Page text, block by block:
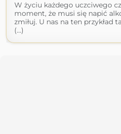
W życiu każdego uczciwego
moment, że musi się napić
zmiłuj. U nas na ten przykład
(...)